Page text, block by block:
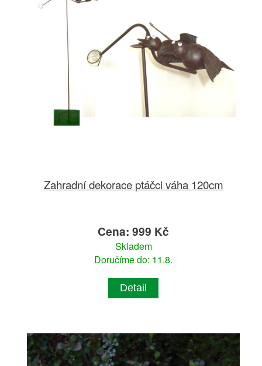
Zahradní dekorace ptáčci váha 120cm
Cena: 999 Kč
Skladem
Doručíme do: 11.8.
Detail